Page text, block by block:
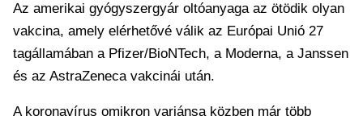
Az amerikai gyógyszergyár oltóanyaga az ötödik olyan
vakcina, amely elérhetővé válik az Európai Unió 27
tagállamában a Pfizer/BioNTech, a Moderna, a Janssen
és az AstraZeneca vakcinái után.
A koronavírus omikron variánsa közben már több